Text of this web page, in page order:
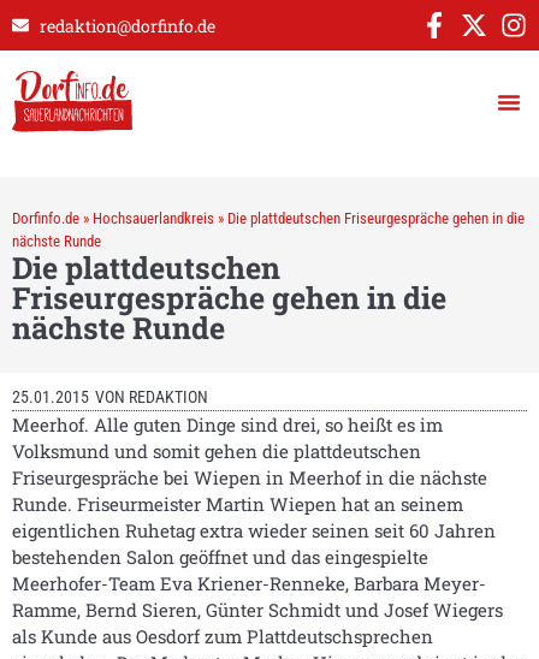
redaktion@dorfinfo.de
Dorfinfo.de » Hochsauerlandkreis » Die plattdeutschen Friseurgespräche gehen in die
nächste Runde
Die plattdeutschen
Friseurgespräche gehen in die
nächste Runde
25.01.2015 VON REDAKTION
Meerhof. Alle guten Dinge sind drei, so heißt es im
Volksmund und somit gehen die plattdeutschen
Friseurgespräche bei Wiepen in Meerhof in die nächste
Runde. Friseurmeister Martin Wiepen hat an seinem
eigentlichen Ruhetag extra wieder seinen seit 60 Jahren
bestehenden Salon geöffnet und das eingespielte
Meerhofer-Team Eva Kriener-Renneke, Barbara Meyer-
Ramme, Bernd Sieren, Günter Schmidt und Josef Wiegers
als Kunde aus Oesdorf zum Plattdeutschsprechen